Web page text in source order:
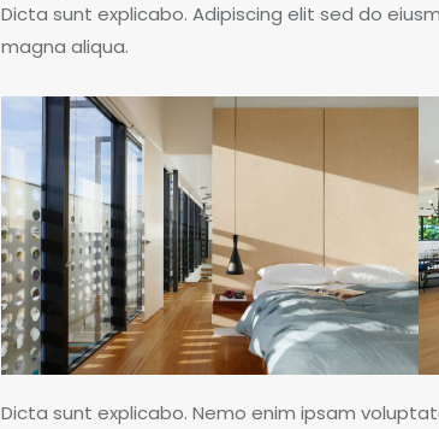
Dicta sunt explicabo. Adipiscing elit sed do
magna aliqua.
Dicta sunt explicabo. Nemo enim ipsam